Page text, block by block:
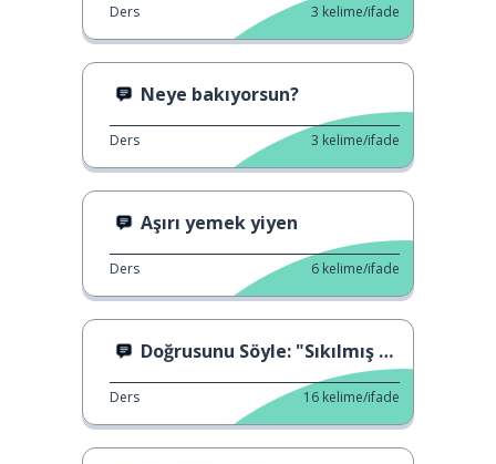
Ders 3 kelime/ifade
Neye bakıyorsun?
Ders 3 kelime/ifade
Aşırı yemek yiyen
Ders 6 kelime/ifade
Doğrusunu Söyle: "Sıkılmış vs. Sıkıcı"
Ders 16 kelime/ifade